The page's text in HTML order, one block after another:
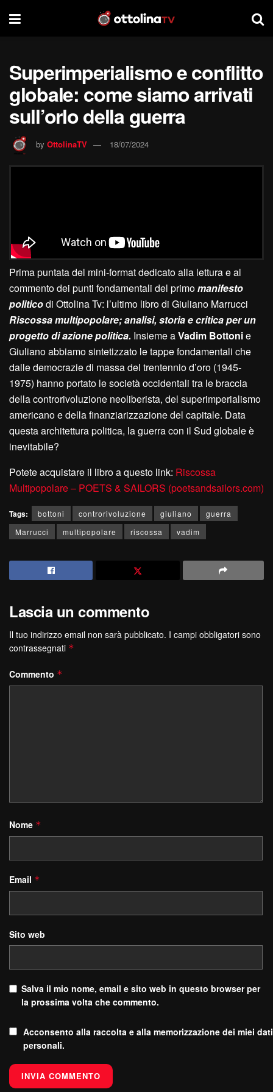
Superimperialismo e conflitto
globale: come siamo arrivati
sull’orlo della guerra
by OttolinaTV 18/07/2024
Prima puntata del mini-format dedicato alla lettura e al
commento dei punti fondamentali del primomanifesto
politicodi Ottolina Tv: l’ultimo libro di Giuliano Marrucci
Riscossa multipopolare; analisi, storia e critica per un
progetto di azione politica. Insieme aVadim Bottonie
Giuliano abbiamo sintetizzato le tappe fondamentali che
dalle democrazie di massa del trentennio d’oro (1945-
1975) hanno portato le società occidentali tra le braccia
della controrivoluzione neoliberista, del superimperialismo
americano e della finanziarizzazione del capitale. Data
questa architettura politica, la guerra con il Sud globale è
inevitabile?
Potete acquistare il libro a questo link: Riscossa
Multipopolare – POETS & SAILORS (poetsandsailors.com)
Tags: bottoni controrivoluzione giuliano
guerra
Marrucci
multipopolare riscossa vadim
Lascia un commento
Il tuo indirizzo email non sarà pubblicato. I campi obbligatori sono
contrassegnati *
Commento *
Nome *
Email *
Sito web
Salva il mio nome, email e sito web in questo browser per
la prossima volta che commento.
Acconsento alla raccolta e alla memorizzazione dei miei dati
personali.